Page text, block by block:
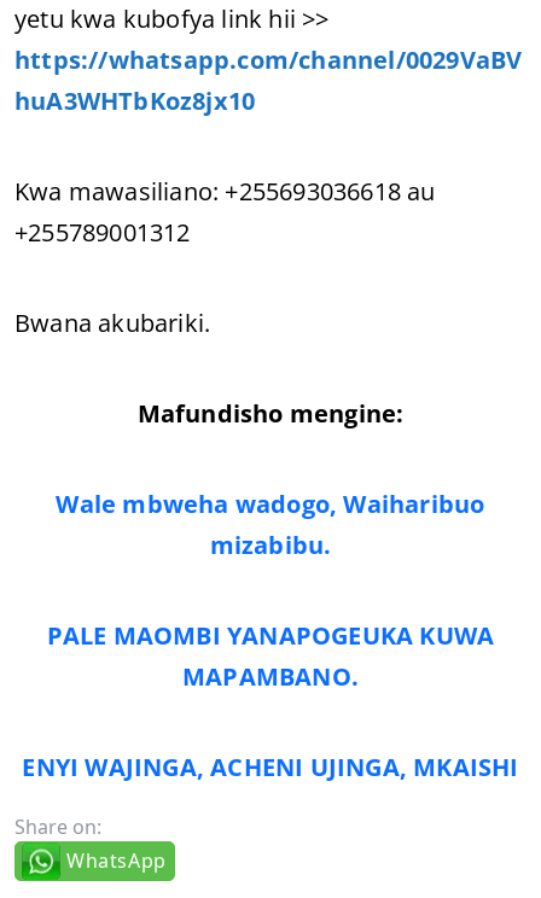
yetu kwa kubofya link hii >>
https://whatsapp.com/channel/0029VaBV
huA3WHTbKoz8jx10
Kwa mawasiliano: +255693036618 au
+255789001312
Bwana akubariki.
Mafundisho mengine:
Wale mbweha wadogo, Waiharibuo
mizabibu.
PALE MAOMBI YANAPOGEUKA KUWA
MAPAMBANO.
ENYI WAJINGA, ACHENI UJINGA, MKAISHI
Share on:
WhatsApp